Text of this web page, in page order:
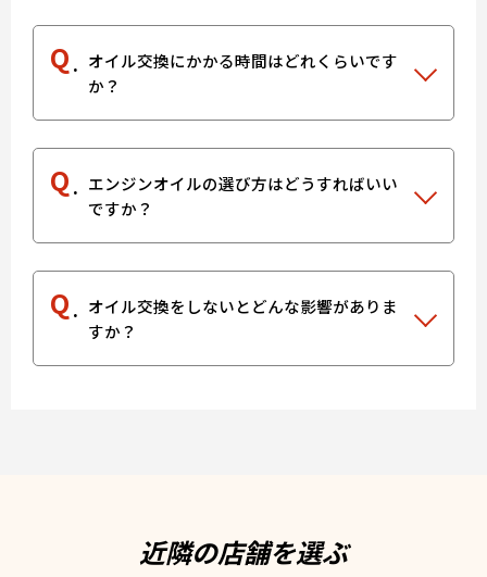
Q
オイル交換にかかる時間はどれくらいです
か？
Q
エンジンオイルの選び方はどうすればいい
ですか？
Q
オイル交換をしないとどんな影響がありま
すか？
近隣の店舗を選ぶ